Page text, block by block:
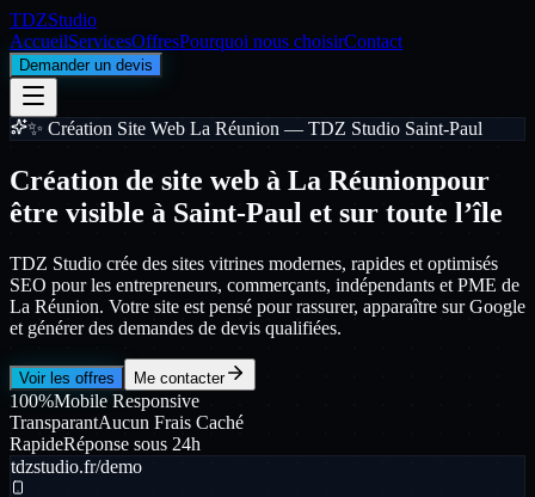
TDZStudio
AccueilServicesOffresPourquoi nous choisirContact
Demander un devis
✨ Création Site Web La Réunion — TDZ Studio Saint-Paul
Création de site web à La Réunionpour
être visible à Saint-Paul et sur toute l’île
TDZ Studio crée des sites vitrines modernes, rapides et optimisés
SEO pour les entrepreneurs, commerçants, indépendants et PME de
La Réunion. Votre site est pensé pour rassurer, apparaître sur Google
et générer des demandes de devis qualifiées.
Voir les offres Me contacter
100%Mobile Responsive
TransparantAucun Frais Caché
RapideRéponse sous 24h
tdzstudio.fr/demo